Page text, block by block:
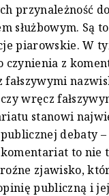
przynależność
służbowym. Są
piarowskie. W
czynienia z
fałszywymi
wręcz
stanowi
debaty –
komentariat to nie
zjawisko,
publiczną i